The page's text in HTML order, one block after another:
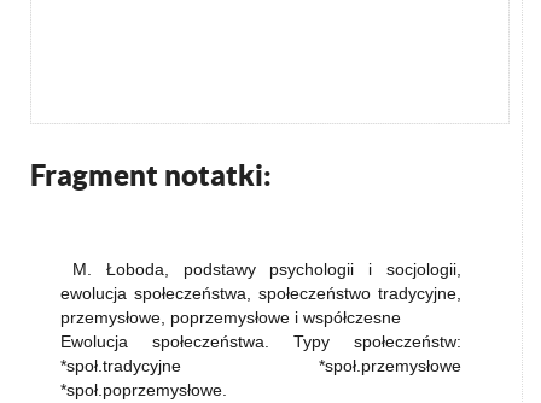
Fragment notatki:
M. Łoboda, podstawy psychologii i socjologii,
ewolucja społeczeństwa, społeczeństwo tradycyjne,
przemysłowe, poprzemysłowe i współczesne
Ewolucja społeczeństwa. Typy społeczeństw:
*społ.tradycyjne *społ.przemysłowe
*społ.poprzemysłowe.